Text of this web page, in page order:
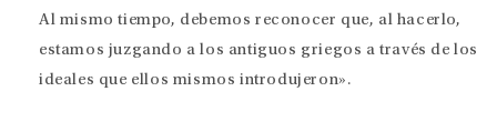
Al mismo tiempo, debemos reconocer que, al hacerlo,
estamos juzgando a los antiguos griegos a través de los
ideales que ellos mismos introdujeron».